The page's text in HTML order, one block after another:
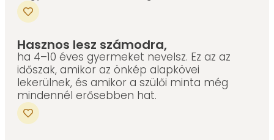
Hasznos lesz számodra,
ha 4–10 éves gyermeket nevelsz. Ez az az
időszak, amikor az önkép alapkövei
lekerülnek, és amikor a szülői minta még
mindennél erősebben hat.